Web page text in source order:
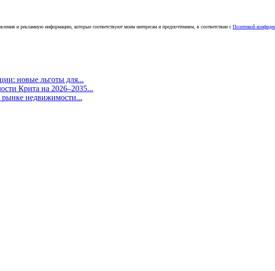
и рекламную информацию, которые соответствуют моим интересам и предпочтениям, в соответствии с Политикой
новые льготы для...
Крита на 2026–2035...
рынке недвижимости...